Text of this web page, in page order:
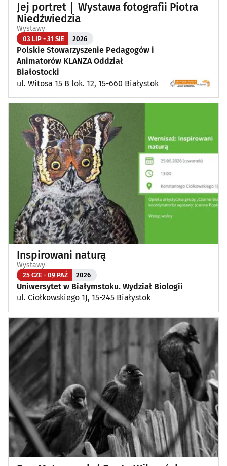
Jej portret │ Wystawa fotografii Piotra
Niedźwiedzia
Wystawy
03 LIP - 31 SIE 2026
Polskie Stowarzyszenie Pedagogów i
Animatorów KLANZA Oddział
Białostocki
ul. Witosa 15 B lok. 12, 15-660 Białystok
Inspirowani naturą
Wystawy
25 CZE - 09 PAŹ 2026
Uniwersytet w Białymstoku. Wydział Biologii
ul. Ciołkowskiego 1J, 15-245 Białystok